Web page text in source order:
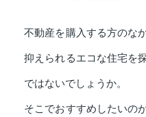
不動産を購入する方のな
抑えられるエコな住宅を
ではないでしょうか。
そこでおすすめしたいの